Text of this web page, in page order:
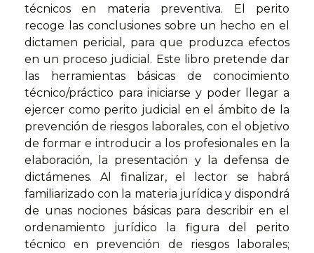
técnicos en materia preventiva. El perito
recoge las conclusiones sobre un hecho en el
dictamen pericial, para que produzca efectos
en un proceso judicial. Este libro pretende dar
las herramientas básicas de conocimiento
técnico/práctico para iniciarse y poder llegar a
ejercer como perito judicial en el ámbito de la
prevención de riesgos laborales, con el objetivo
de formar e introducir a los profesionales en la
elaboración, la presentación y la defensa de
dictámenes. Al finalizar, el lector se habrá
familiarizado con la materia jurídica y dispondrá
de unas nociones básicas para describir en el
ordenamiento jurídico la figura del perito
técnico en prevención de riesgos laborales;